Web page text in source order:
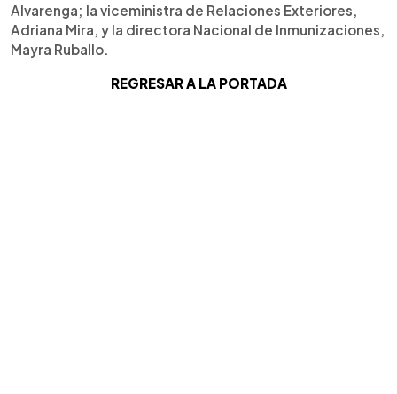
Alvarenga; la viceministra de Relaciones Exteriores,
Adriana Mira, y la directora Nacional de Inmunizaciones,
Mayra Ruballo.
REGRESAR A LA PORTADA